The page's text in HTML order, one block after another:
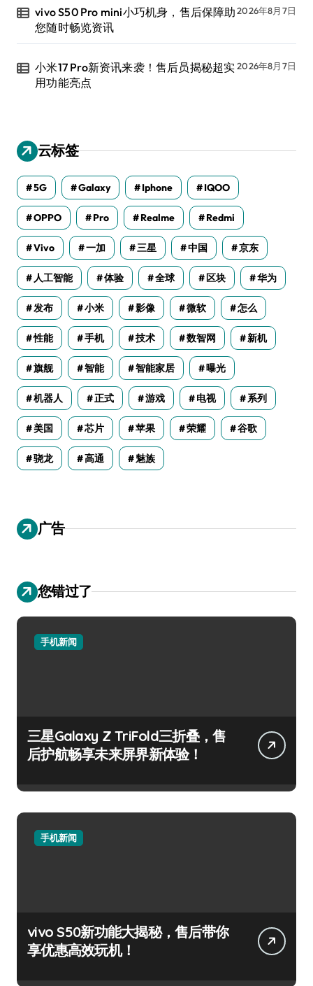
vivo S50 Pro mini小巧机身，售后保障助
您随时畅览资讯
2026年8月7日
小米17 Pro新资讯来袭！售后员揭秘超实
用功能亮点
2026年8月7日
云标签
5G Galaxy Iphone IQOO
OPPO Pro Realme Redmi
Vivo 一加 三星 中国 京东
人工智能 体验 全球 区块 华为
发布 小米 影像 微软 怎么
性能 手机 技术 数智网 新机
旗舰 智能 智能家居 曝光
机器人 正式 游戏 电视 系列
美国 芯片 苹果 荣耀 谷歌
骁龙 高通 魅族
广告
您错过了
手机新闻
三星Galaxy Z TriFold三折叠，售
后护航畅享未来屏界新体验！
手机新闻
vivo S50新功能大揭秘，售后带你
享优惠高效玩机！